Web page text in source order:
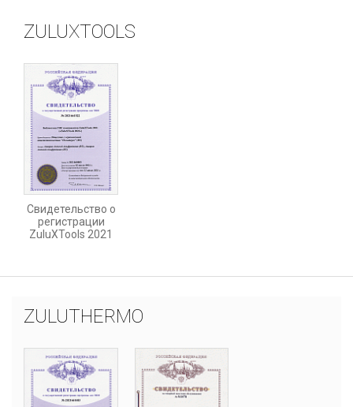
ZULUXTOOLS
Свидетельство о
регистрации
ZuluXTools 2021
ZULUTHERMO